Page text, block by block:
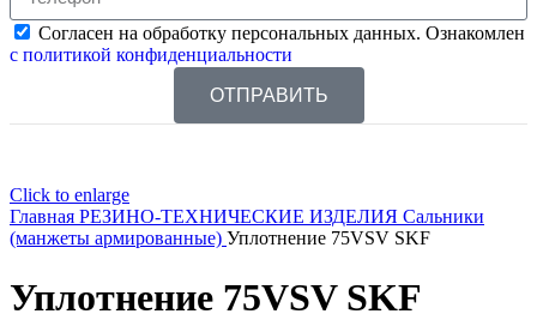
Согласен на обработку персональных данных. Ознакомлен
с политикой конфиденциальности
ОТПРАВИТЬ
Click to enlarge
Главная РЕЗИНО-ТЕХНИЧЕСКИЕ ИЗДЕЛИЯ Сальники
(манжеты армированные) Уплотнение 75VSV SKF
Уплотнение 75VSV SKF